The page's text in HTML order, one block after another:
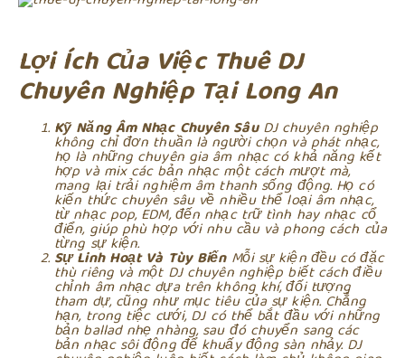
Lợi Ích Của Việc Thuê DJ
Chuyên Nghiệp Tại Long An
Kỹ Năng Âm Nhạc Chuyên SâuDJ chuyên nghiệp
không chỉ đơn thuần là người chọn và phát nhạc,
họ là những chuyên gia âm nhạc có khả năng kết
hợp và mix các bản nhạc một cách mượt mà,
mang lại trải nghiệm âm thanh sống động. Họ có
kiến thức chuyên sâu về nhiều thể loại âm nhạc,
từ nhạc pop, EDM, đến nhạc trữ tình hay nhạc cổ
điển, giúp phù hợp với nhu cầu và phong cách của
từng sự kiện.
Sự Linh Hoạt Và Tùy BiếnMỗi sự kiện đều có đặc
thù riêng và một DJ chuyên nghiệp biết cách điều
chỉnh âm nhạc dựa trên không khí, đối tượng
tham dự, cũng như mục tiêu của sự kiện. Chẳng
hạn, trong tiệc cưới, DJ có thể bắt đầu với những
bản ballad nhẹ nhàng, sau đó chuyển sang các
bản nhạc sôi động để khuấy động sàn nhảy. DJ